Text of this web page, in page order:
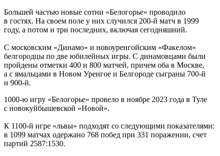
Большей частью новые сотни «Белогорье» проводило
в гостях. На своем поле у них случился 200-й матч в 1999
году, а потом и три последних, включая сегодняшний.
С московским «Динамо» и новоуренгойским «Факелом»
белгородцы по две юбилейных игры. С динамовцами были
пройдены отметки 400 и 800 матчей, причем оба в Москве,
а с ямальцами в Новом Уренгое и Белгороде сыграны 700-й
и 900-й.
1000-ю игру «Белогорье» провело в ноябре 2023 года в Туле
с новокуйбышевской «Новой».
К 1100-й игре «львы» подходят со следующими показателями:
в 1099 матчах одержано 768 побед при 331 поражении, счет
партий 2587:1530.